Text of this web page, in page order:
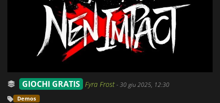
GIOCHI GRATIS Fyra Frost-30 giu 2025, 12:30
Demos